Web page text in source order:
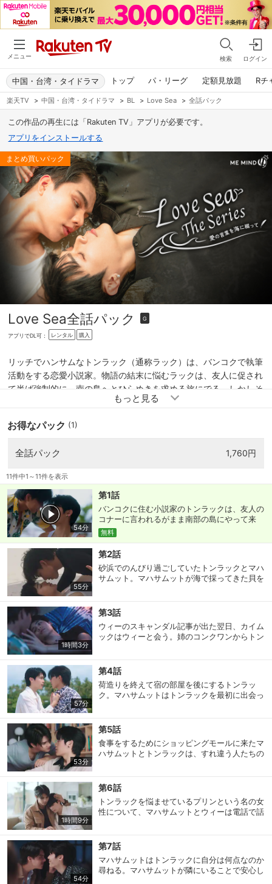
メニュー 検索 ログイン
トップ パ・リーグ 定額見放題 Rチ
中国・台湾・タイドラマ
楽天TV > 中国・台湾・タイドラマ > BL > Love Sea > 全話パック
この作品の再生には「Rakuten TV」アプリが必要です。
アプリをインストールする
Love Sea全話パック G
アプリでDL可： レンタル 購入
リッチでハンサムなトンラック（通称ラック）は、バンコクで執筆
活動をする恋愛小説家。物語の結末に悩むラックは、友人に促され
て半ば強制的に、南の島へとひらめきを求める旅にでる。しかしそ
こで、ラックは最悪な出会いを果たすことに。 島で出会ったの
ト（通称ムット）。価値観も環境も正反対の人生を歩んできた２人
世話係として雇われたムットは、事あるごとにラックの神経を逆な
よらない関係に発展してしまう…。
お得なパック (1)
全話パック 1,760円
11件中1～11件を表示
54分
第1話
バンコクに住む小説家のトンラックは、友人の
コナーに言われるがまま南部の島にやって来
る。島に降り立ち、迎えが来るのを待っている
と、そこに現れたのは南部の方言を話す島の青
年マハサムットだった。島に来れば小説がスラ
スラ書けると言われたのに、マハサムットがち
ょっかいを出してきて、ちっとも仕事がはかど
らず…。
無料
55分
第2話
砂浜でのんびり過ごしていたトンラックとマハ
サムット。マハサムットが海で採ってきた貝を
のカイムックが、女優のウィーに呼び出されて
いた。マハサムットの弟分のパームは、トンラ
ックに関する島でのうわさ話をマハサムットに
話す。
1時間3分
第3話
ウィーのスキャンダル記事が出た翌日、カイム
ックはウィーと会う。姉のコンクワンからトン
ハサムットは仕事で忙しいと言うトンラック
を、気分転換に連れだそうとする。頑固にイヤ
だと言い張るトンラック。するとマハサムット
は…？
57分
第4話
荷造りを終えて宿の部屋を後にするトンラッ
ク。マハサムットはトンラックを最初に出会っ
ラックの事情を理解しているマハサムットに対
し、島を離れるのが名残惜しいトンラックは、
最後にもう一度だけカイムックに電話をかけ
る。
53分
第5話
食事をするためにショッピングモールに来たマ
ハサムットとトンラックは、すれ違う人たちの
はウィーの撮影現場に差し入れを届ける。食事
のあと、マハサムットたちは２人で食材を買い
に行くが、トンラックは家に帰ると言いだす。
1時間9分
第6話
トンラックを悩ませているプリンという名の女
性について、マハサムットとウィーは電話で話
起きたことを、名前を伏せて友人に話す。マハ
サムットの友人でコナーの恋人のコムは、トン
ラックの家にマハサムットがいることに驚く。
54分
第7話
マハサムットはトンラックに自分は何点なのか
尋ねる。マハサムットが隣にいることで安心し